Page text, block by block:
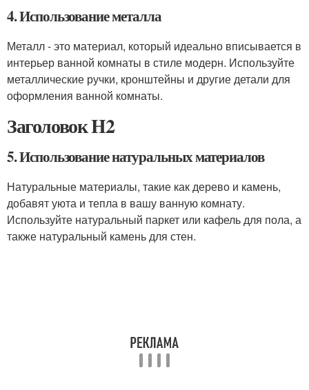
4. Использование металла
Металл - это материал, который идеально вписывается в
интерьер ванной комнаты в стиле модерн. Используйте
металлические ручки, кронштейны и другие детали для
оформления ванной комнаты.
Заголовок H2
5. Использование натуральных материалов
Натуральные материалы, такие как дерево и камень,
добавят уюта и тепла в вашу ванную комнату.
Используйте натуральный паркет или кафель для пола, а
также натуральный камень для стен.